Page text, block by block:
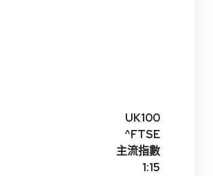
UK100
^FTSE
主流指數
1:15